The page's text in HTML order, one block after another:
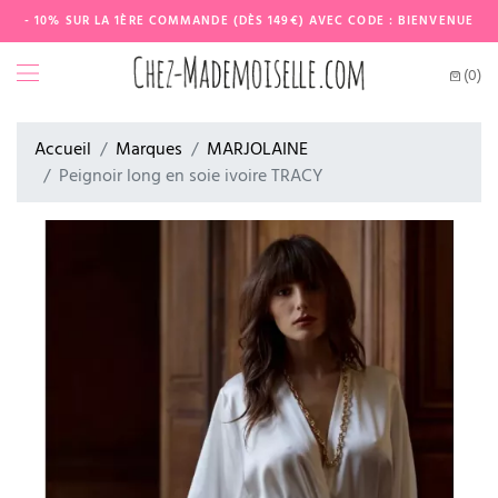
- 10% SUR LA 1ÈRE COMMANDE (DÈS 149€) AVEC CODE : BIENVENUE
(0)
Accueil Marques
MARJOLAINE
Peignoir long en soie ivoire TRACY